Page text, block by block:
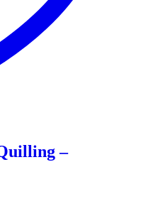
–